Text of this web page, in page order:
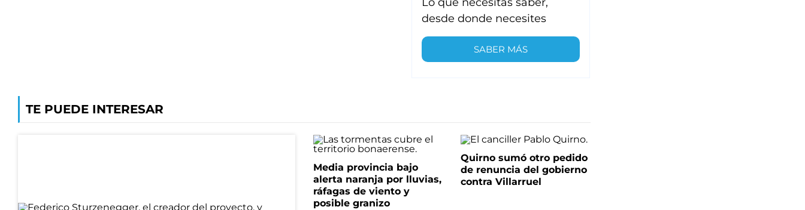
desde donde necesites
SABER MÁS
TE PUEDE INTERESAR
Media provincia bajo
alerta naranja por lluvias,
ráfagas de viento y
posible granizo
Quirno sumó otro pedido
de renuncia del gobierno
contra Villarruel